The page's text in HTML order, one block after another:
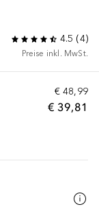
4.5 (4)
Preise inkl. MwSt.
€ 48,99
€ 39,81